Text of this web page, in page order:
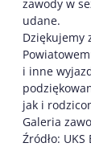
zawody w
udane.
Dziękujemy
i inne
jak i
Galeria
Źródło: